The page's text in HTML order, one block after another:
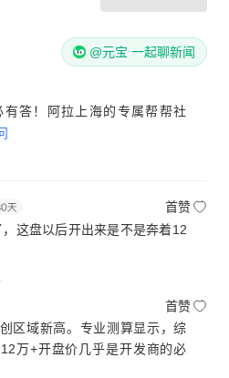
@元宝 一起聊新闻
有答！阿拉上海的专属帮帮社
首赞
这盘以后开出来是不是奔着12
首赞
区域新高。专业测算显示，综
万+开盘价几乎是开发商的必